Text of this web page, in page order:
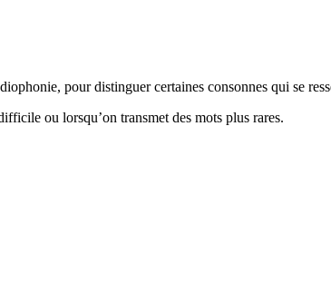
pour distinguer certaines consonnes qui se
ou lorsqu’on transmet des mots plus rares.